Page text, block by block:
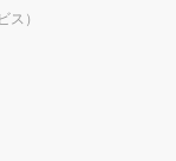
）